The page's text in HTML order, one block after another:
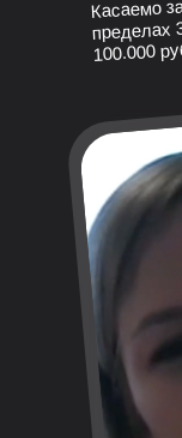
пределах
100.000